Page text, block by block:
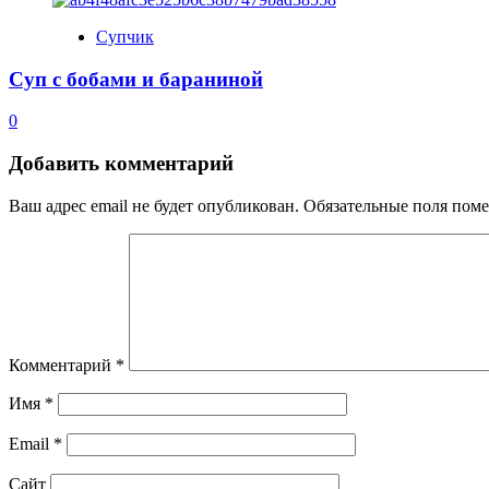
Супчик
Суп с бобами и бараниной
0
Добавить комментарий
Ваш адрес email не будет опубликован. Обязательные поля
Комментарий *
Имя *
Email *
Сайт